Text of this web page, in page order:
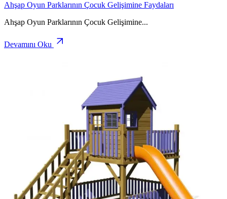
Ahşap Oyun Parklarının Çocuk Gelişimine Faydaları
Ahşap Oyun Parklarının Çocuk Gelişimine...
Devamını Oku